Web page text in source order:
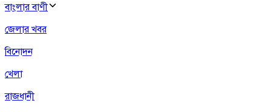
বাংলার বাণী
জেলার খবর
বিনোদন
খেলা
রাজধানী